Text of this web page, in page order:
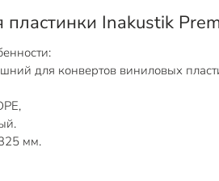
пластинки Inakustik
для конвертов виниловых
мм.